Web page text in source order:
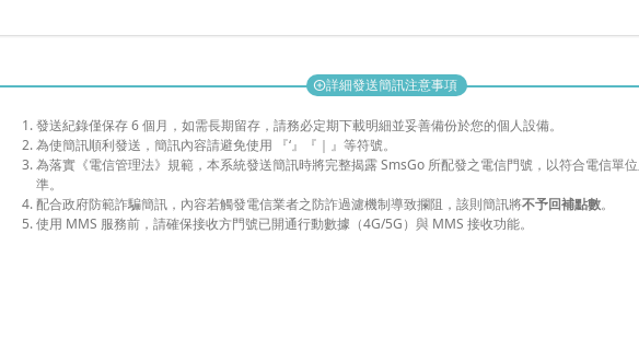
add_circle詳細發送簡訊注意事項
發送紀錄僅保存 6 個月，如需長期留存，請務必定期下載明細並妥善備份於您的個人設備。
為使簡訊順利發送，簡訊內容請避免使用 『‘』『｜』等符號。
為落實《電信管理法》規範，本系統發送簡訊時將完整揭露 SmsGo 所配發之電信門號，以符合電信單
準。
配合政府防範詐騙簡訊，內容若觸發電信業者之防詐過濾機制導致攔阻，該則簡訊將不予回補點數。
使用 MMS 服務前，請確保接收方門號已開通行動數據（4G/5G）與 MMS 接收功能。